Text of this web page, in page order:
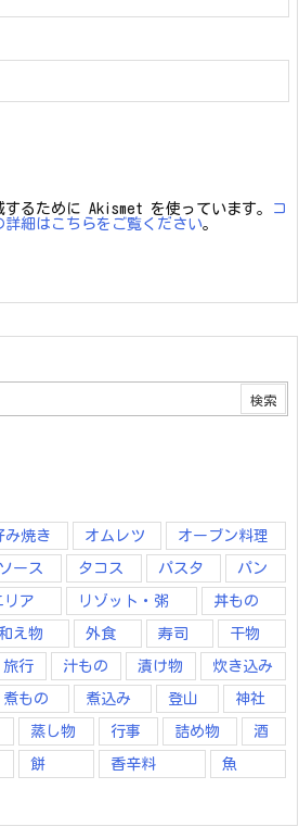
るために Akismet を使っています。
コ
詳細はこちらをご覧ください。
み焼き オムレツ オーブン料理
ソース タコス パスタ パン
リア リゾット・粥 丼もの
え物 外食 寿司 干物
旅行 汁もの 漬け物 炊き込み
煮もの 煮込み 登山 神社
蒸し物 行事 詰め物 酒
餅 香辛料 魚